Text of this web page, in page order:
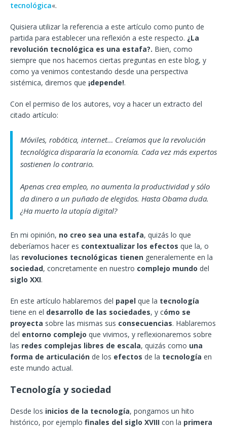
tecnológica«.
Quisiera utilizar la referencia a este artículo como punto de
partida para establecer una reflexión a este respecto. ¿La
revolución tecnológica es una estafa?. Bien, como
siempre que nos hacemos ciertas preguntas en este blog, y
como ya venimos contestando desde una perspectiva
sistémica, diremos que ¡depende!.
Con el permiso de los autores, voy a hacer un extracto del
citado artículo:
Móviles, robótica, internet… Creíamos que la revolución
tecnológica dispararía la economía. Cada vez más expertos
sostienen lo contrario.
Apenas crea empleo, no aumenta la productividad y sólo
da dinero a un puñado de elegidos. Hasta Obama duda.
¿Ha muerto la utopía digital?
En mi opinión, no creo sea una estafa, quizás lo que
deberíamos hacer es contextualizar los efectos que la, o
las revoluciones tecnológicas tienen generalemente en la
sociedad, concretamente en nuestro complejo mundo del
siglo XXI.
En este artículo hablaremos del papel que la tecnología
tiene en el desarrollo de las sociedades, y cómo se
proyecta sobre las mismas sus consecuencias. Hablaremos
del entorno complejo que vivimos, y reflexionaremos sobre
las redes complejas libres de escala, quizás como una
forma de articulación de los efectos de la tecnología en
este mundo actual.
Tecnología y sociedad
Desde los inicios de la tecnología, pongamos un hito
histórico, por ejemplo finales del siglo XVIII con la primera